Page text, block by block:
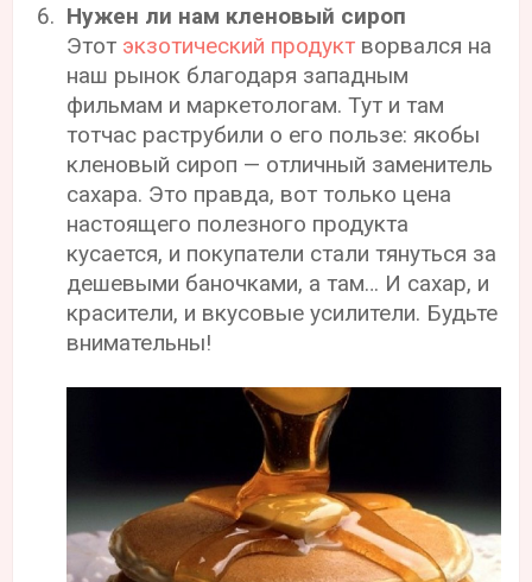
Нужен ли нам кленовый сироп
Этот экзотический продукт ворвался на
наш рынок благодаря западным
фильмам и маркетологам. Тут и там
тотчас раструбили о его пользе: якобы
кленовый сироп — отличный заменитель
сахара. Это правда, вот только цена
настоящего полезного продукта
кусается, и покупатели стали тянуться за
дешевыми баночками, а там… И сахар, и
красители, и вкусовые усилители. Будьте
внимательны!